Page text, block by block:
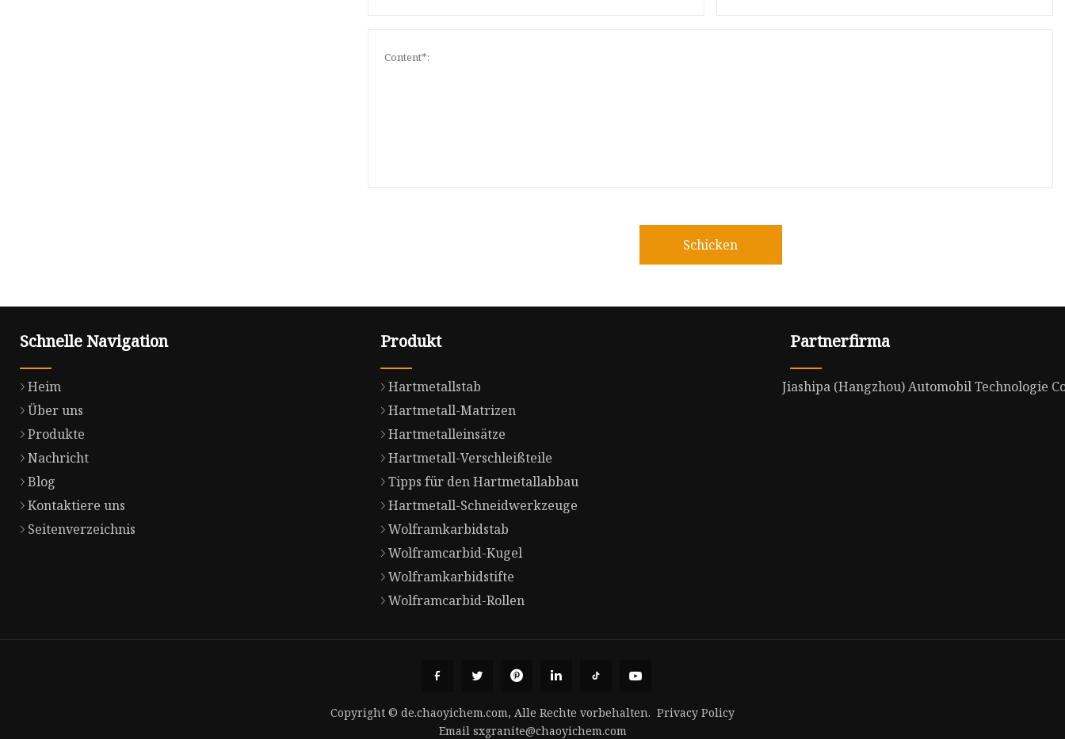
Schicken
Schnelle Navigation
Heim
Über uns
Produkte
Nachricht
Blog
Kontaktiere uns
Seitenverzeichnis
Produkt
Hartmetallstab
Hartmetall-Matrizen
Hartmetalleinsätze
Hartmetall-Verschleißteile
Tipps für den Hartmetallabbau
Hartmetall-Schneidwerkzeuge
Wolframkarbidstab
Wolframcarbid-Kugel
Wolframkarbidstifte
Wolframcarbid-Rollen
Partnerfirma
Jiashipa (Hangzhou) Automobil Technologie
Copyright © de.chaoyichem.com, Alle Rechte vorbehalten. Privacy Policy
Email sxgranite@chaoyichem.com